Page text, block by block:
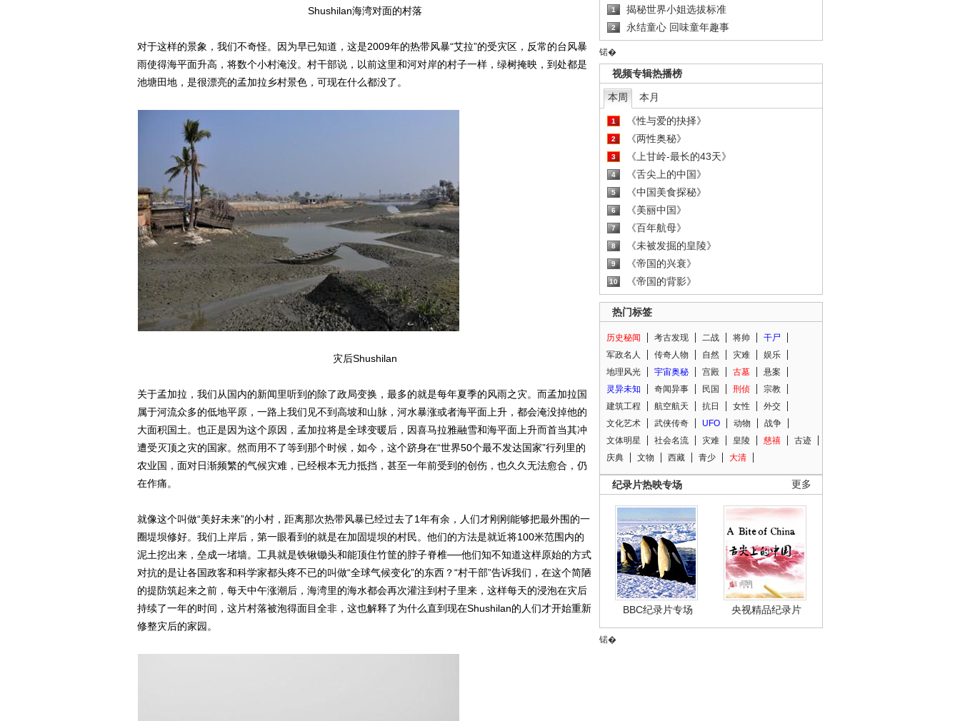
1 揭秘世界小姐选拔标准
2 永结童心 回味童年趣事
锘�
视频专辑热播榜
本周 本月
1 《性与爱的抉择》
2 《两性奥秘》
3 《上甘岭-最长的43天》
4 《舌尖上的中国》
5 《中国美食探秘》
6 《美丽中国》
7 《百年航母》
8 《未被发掘的皇陵》
9 《帝国的兴衰》
10 《帝国的背影》
热门标签
历史秘闻 考古发现 二战 将帅
干尸
军政名人
传奇人物 自然 灾难
娱乐
地理风光
宇宙奥秘 宫殿 古墓
悬案
灵异未知
奇闻异事 民国 刑侦
宗教
建筑工程
航空航天 抗日 女性
外交
文化艺术
武侠传奇 UFO 动物
战争
文体明星
社会名流 灾难 皇陵 慈禧
古迹
庆典
文物 西藏 青少 大清
更多
纪录片热映专场
BBC纪录片专场 央视精品纪录片
锘�
Shushilan海湾对面的村落
对于这样的景象，我们不奇怪。因为早已知道，这是2009年的热带风暴“艾拉”的受灾区，反常的台风暴
雨使得海平面升高，将数个小村淹没。村干部说，以前这里和河对岸的村子一样，绿树掩映，到处都是
池塘田地，是很漂亮的孟加拉乡村景色，可现在什么都没了。
灾后Shushilan
关于孟加拉，我们从国内的新闻里听到的除了政局变换，最多的就是每年夏季的风雨之灾。而孟加拉国
属于河流众多的低地平原，一路上我们见不到高坡和山脉，河水暴涨或者海平面上升，都会淹没掉他的
大面积国土。也正是因为这个原因，孟加拉将是全球变暖后，因喜马拉雅融雪和海平面上升而首当其冲
遭受灭顶之灾的国家。然而用不了等到那个时候，如今，这个跻身在“世界50个最不发达国家”行列里的
农业国，面对日渐频繁的气候灾难，已经根本无力抵挡，甚至一年前受到的创伤，也久久无法愈合，仍
在作痛。
就像这个叫做“美好未来”的小村，距离那次热带风暴已经过去了1年有余，人们才刚刚能够把最外围的一
圈堤坝修好。我们上岸后，第一眼看到的就是在加固堤坝的村民。他们的方法是就近将100米范围内的
泥土挖出来，垒成一堵墙。工具就是铁锹锄头和能顶住竹筐的脖子脊椎──他们知不知道这样原始的方式
对抗的是让各国政客和科学家都头疼不已的叫做“全球气候变化”的东西？“村干部”告诉我们，在这个简陋
的提防筑起来之前，每天中午涨潮后，海湾里的海水都会再次灌注到村子里来，这样每天的浸泡在灾后
持续了一年的时间，这片村落被泡得面目全非，这也解释了为什么直到现在Shushilan的人们才开始重新
修整灾后的家园。